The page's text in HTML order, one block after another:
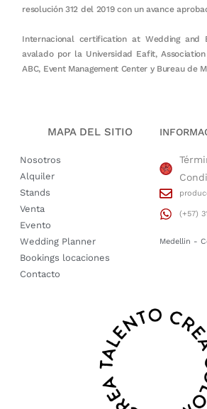
resolución 312 del 2019 con un avance
Internacional certification at Wedding and
avalado por la Universidad Eafit,
ABC, Event Management Center y Bureau de
MAPA DEL SITIO
Nosotros
Alquiler
Stands
Venta
Evento
Wedding Planner
Bookings locaciones
Contacto
(+57)
Medellin -